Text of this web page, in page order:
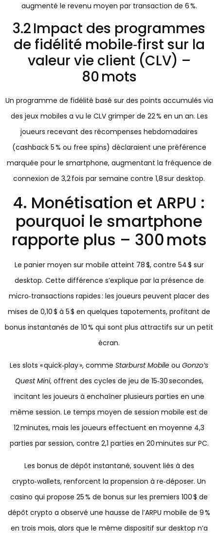
augmenté le revenu moyen par transaction de 6 %.
3.2 Impact des programmes
de fidélité mobile‑first sur la
valeur vie client (CLV) –
80 mots
Un programme de fidélité basé sur des points accumulés via
des jeux mobiles a vu le CLV grimper de 22 % en un an. Les
joueurs recevant des récompenses hebdomadaires
(cashback 5 % ou free spins) déclaraient une préférence
marquée pour le smartphone, augmentant la fréquence de
connexion de 3,2 fois par semaine contre 1,8 sur desktop.
4. Monétisation et ARPU :
pourquoi le smartphone
rapporte plus – 300 mots
Le panier moyen sur mobile atteint 78 $, contre 54 $ sur
desktop. Cette différence s’explique par la présence de
micro‑transactions rapides : les joueurs peuvent placer des
mises de 0,10 $ à 5 $ en quelques tapotements, profitant de
bonus instantanés de 10 % qui sont plus attractifs sur un petit
écran.
Les slots « quick‑play », comme Starburst Mobile ou Gonzo’s
Quest Mini, offrent des cycles de jeu de 15‑30 secondes,
incitant les joueurs à enchaîner plusieurs parties en une
même session. Le temps moyen de session mobile est de
12 minutes, mais les joueurs effectuent en moyenne 4,3
parties par session, contre 2,1 parties en 20 minutes sur PC.
Les bonus de dépôt instantané, souvent liés à des
crypto‑wallets, renforcent la propension à re‑déposer. Un
casino qui propose 25 % de bonus sur les premiers 100 $ de
dépôt crypto a observé une hausse de l’ARPU mobile de 9 %
en trois mois, alors que le même dispositif sur desktop n’a